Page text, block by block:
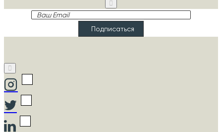
Ваш
Подписаться